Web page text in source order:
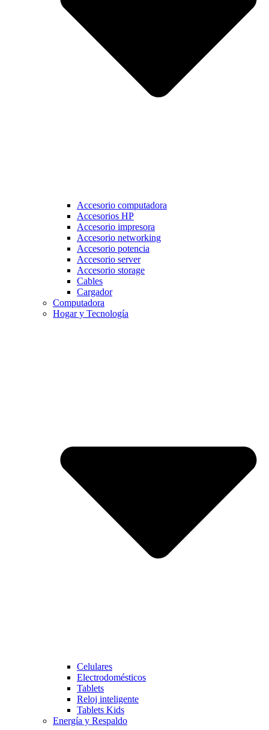
Accesorio computadora
Accesorios HP
Accesorio impresora
Accesorio networking
Accesorio potencia
Accesorio server
Accesorio storage
Cables
Cargador
Computadora
Hogar y Tecnología
Celulares
Electrodomésticos
Tablets
Reloj inteligente
Tablets Kids
Energía y Respaldo